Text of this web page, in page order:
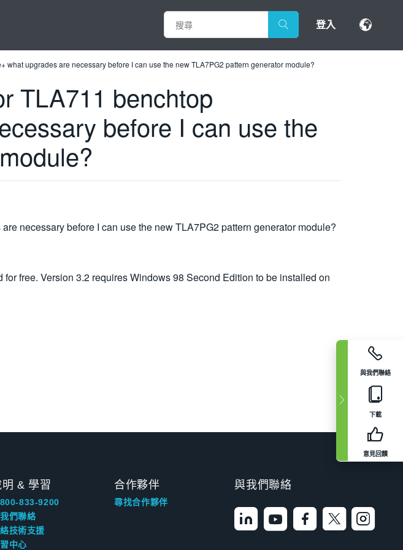
登入
與我們聯絡
下載
意見回饋
what upgrades are necessary before I can use the new TLA7PG2 pattern generator module?
TLA711 benchtop
before I can use the
necessary before I can use the new TLA7PG2 pattern generator module?
free. Version 3.2 requires Windows 98 Second Edition to be installed on
明 & 學習
833-9200
們聯絡
技術支援
中心
合作夥伴
尋找合作夥伴
與我們聯絡